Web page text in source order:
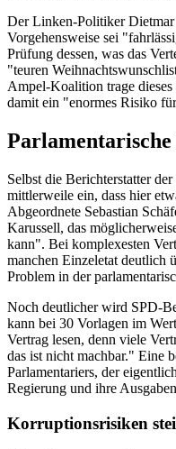
Der Linken-Politiker Dietmar
Vorgehensweise sei
Prüfung dessen, was das
"teuren
Ampel-Koalition trage
damit ein "enormes Risiko
Selbst die Berichterstatter
mittlerweile ein, dass hier
Abgeordnete Sebastian
Karussell, das
kann". Bei komplexesten
manchen Einzeletat deutlich
Problem in der
Noch deutlicher wird SPD-
kann bei 30 Vorlagen im
Vertrag lesen, denn viele
das ist nicht machbar." Eine
Parlamentariers, der
Regierung und ihre
Korruptionsrisiken